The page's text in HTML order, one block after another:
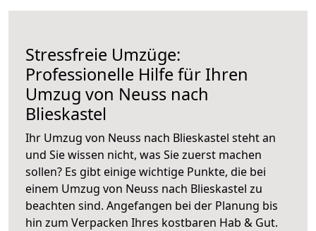
Stressfreie Umzüge:
Professionelle Hilfe für Ihren
Umzug von Neuss nach
Blieskastel
Ihr Umzug von Neuss nach Blieskastel steht an
und Sie wissen nicht, was Sie zuerst machen
sollen? Es gibt einige wichtige Punkte, die bei
einem Umzug von Neuss nach Blieskastel zu
beachten sind. Angefangen bei der Planung bis
hin zum Verpacken Ihres kostbaren Hab & Gut.